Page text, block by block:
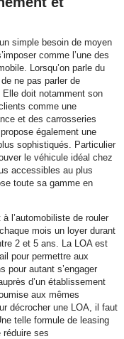
simple besoin de moyen
comme l’une des
Lorsqu’on parle du
ne pas parler de
doit notamment son
comme une
et des carrosseries
également une
sophistiqués. Particulier
le véhicule idéal chez
accessibles au plus
toute sa gamme en
l’automobiliste de rouler
mois un loyer durant
2 et 5 ans. La LOA est
pour permettre aux
pour autant s’engager
d’un établissement
aux mêmes
décrocher une LOA, il faut
telle formule de leasing
réduire ses